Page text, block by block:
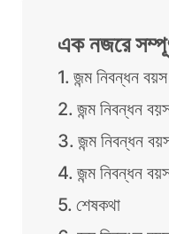
এক নজরে
জন্ম নিবন্ধন
জন্ম নিবন্ধন
জন্ম নিবন্ধন
জন্ম নিবন্ধন
শেষকথা